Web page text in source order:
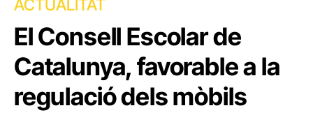
ACTUALITAT
El Consell Escolar de
Catalunya, favorable a la
regulació dels mòbils